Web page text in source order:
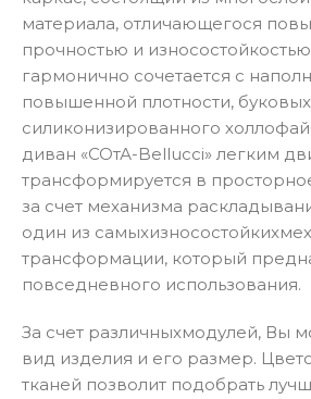
материала, отличающегося
прочностью и
гармонично сочетается с
повышенной плотности,
силиконизированного
диван «СОтА-Bellucci» легким
трансформируется в
за счет механизма
один из
трансформации, который
повседневного использования.
За счет различныxмодулей, Вы
вид изделия и его размер.
тканей позволит подобрать